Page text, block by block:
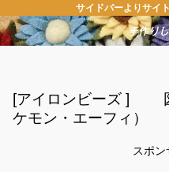
サイドバーよりサイ
[アイロンビーズ ]
ケモン・エーフィ）
スポン